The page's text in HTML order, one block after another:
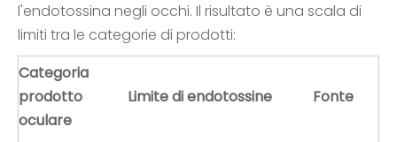
l'endotossina negli occhi. Il risultato è una scala di
limiti tra le categorie di prodotti:
Categoria
prodotto
oculare
Limite di endotossine Fonte